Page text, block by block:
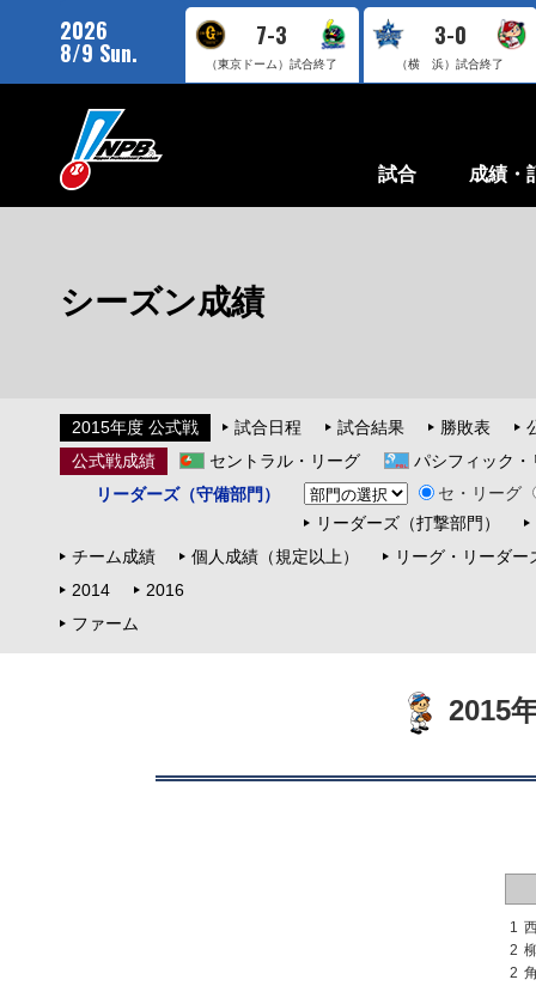
2026
8/9 Sun.
7-3
（東京ドーム）試合終了
3-0
（横 浜）試合終了
試合 成績・
シーズン成績
2015年度 公式戦 試合日程 試合結果 勝敗表
公式戦成績
セントラル・リーグ
パシフィック・
リーダーズ（守備部門）
セ・リーグ
リーダーズ（打撃部門）
チーム成績
個人成績（規定以上）
リーグ・リーダー
2014
2016
ファーム
2015
1
2
2